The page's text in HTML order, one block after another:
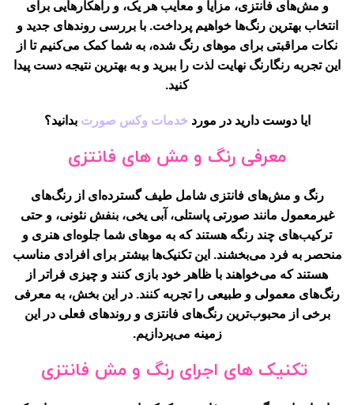
و مش‌های فانتزی، مزایا و معایب هر یک، و راهکارهایی برای
انتخاب بهترین رنگ‌ها خواهیم پرداخت. با بررسی روندهای جدید و
نکات مراقبتی برای موهای رنگ شده، به شما کمک می‌کنیم تا از
این تجربه رنگارنگ نهایت لذت را ببرید و به بهترین نتیجه دست پیدا
کنید.
ایا دوست دارید در موردخدمات وکس صورت بدانید؟
معرفی رنگ و مش های فانتزی
رنگ و مش‌های فانتزی شامل طیف گسترده‌ای از رنگ‌های
غیرمعمول مانند صورتی پاستلی، آبی یخی، بنفش نئونی، و حتی
ترکیب‌های چند رنگه هستند که به موهای شما جلوه‌ای هنری و
منحصر به فرد می‌بخشند. این تکنیک‌ها بیشتر برای افرادی مناسب
هستند که می‌خواهند با ظاهر خود بازی کنند و چیزی فراتر از
رنگ‌های معمولی و طبیعی را تجربه کنند. در این بخش، به معرفی
برخی از محبوب‌ترین رنگ‌های فانتزی و روندهای فعلی در این
زمینه می‌پردازیم.
تکنیک های اجرای رنگ و مش فانتزی